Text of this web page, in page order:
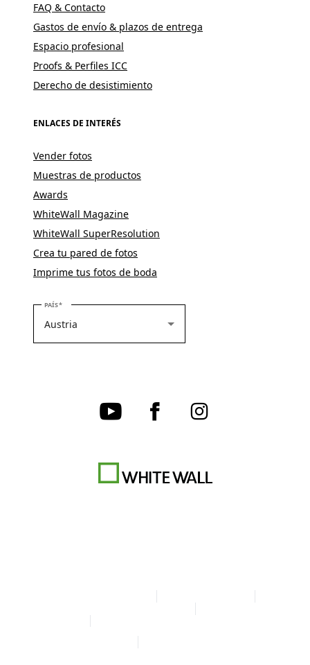
FAQ & Contacto
Gastos de envío & plazos de entrega
Espacio profesional
Proofs & Perfiles ICC
Derecho de desistimiento
ENLACES DE INTERÉS
Vender fotos
Muestras de productos
Awards
WhiteWall Magazine
WhiteWall SuperResolution
Crea tu pared de fotos
Imprime tus fotos de boda
PAÍSSELECCIONE SU PAÍS